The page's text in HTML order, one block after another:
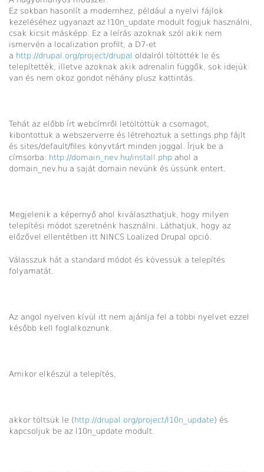
Ez sokban hasonlít a modernhez, például a nyelvi fájlok
kezeléséhez ugyanazt az l10n_update modult fogjuk használni,
csak kicsit másképp. Ez a leírás azoknak szól akik nem
ismervén a localization profilt, a D7-et
a http://drupal.org/project/drupal
oldalról töltötték le és
telepítették, illetve azoknak akik adrenalin függők, sok idejük
van és nem okoz gondot néhány plusz kattintás.
Tehát az előbb írt webcímről letöltöttük a csomagot,
kibontottuk a webszerverre és létrehoztuk a settings.php fájlt
és sites/default/files könyvtárt minden joggal. Írjuk be a
címsorba: http://domain_nev.hu/install.php ahol a
domain_nev.hu a saját domain nevünk és üssünk entert.
Megjelenik a képernyő ahol kiválaszthatjuk, hogy milyen
telepítési módot szeretnénk használni. Láthatjuk, hogy az
előzővel ellentétben itt NINCS Loalized Drupal opció.
Válasszuk hát a standard módot és kövessük a telepítés
folyamatát.
Az angol nyelven kívül itt nem ajánlja fel a többi nyelvet ezzel
később kell foglalkoznunk.
Amikor elkészül a telepítés,
akkor töltsük le ( http://drupal.org/project/l10n_update) és
kapcsoljuk be az l10n_update modult.